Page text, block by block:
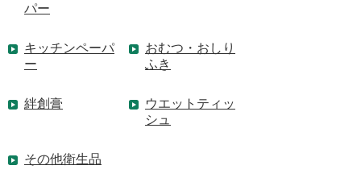
パー
キッチンペーパ
ー
おむつ・おしり
ふき
絆創膏
ウエットティッ
シュ
その他衛生品